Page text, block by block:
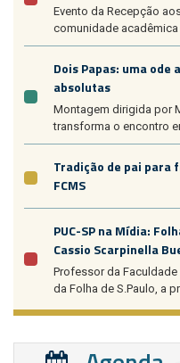
Evento da Recepção
comunidade acadêmica
Dois Papas: uma
absolutas
Montagem dirigida por
transforma o encontro
Tradição de pai para
FCMS
PUC-SP na Mídia:
Cassio Scarpinella
Professor da
da Folha de S.Paulo, a